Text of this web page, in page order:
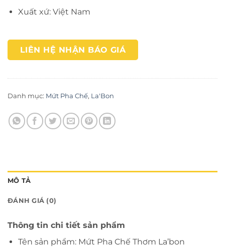
Xuất xứ: Việt Nam
LIÊN HỆ NHẬN BÁO GIÁ
Danh mục: Mứt Pha Chế, La'Bon
MÔ TẢ
ĐÁNH GIÁ (0)
Thông tin chi tiết sản phẩm
Tên sản phẩm: Mứt Pha Chế Thơm La’bon